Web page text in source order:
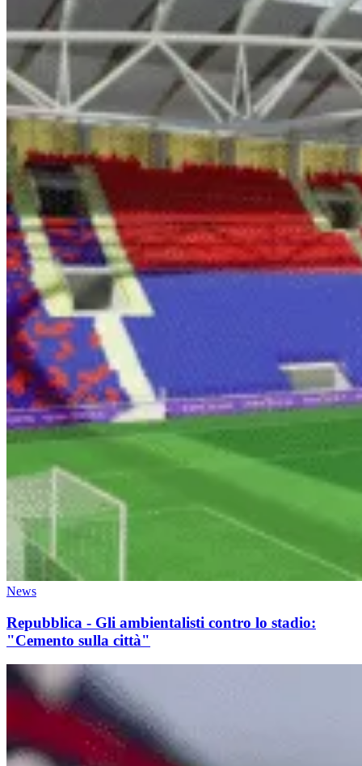
News
Repubblica - Gli ambientalisti contro lo stadio:
"Cemento sulla città"